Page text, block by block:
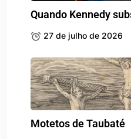
Quando Kennedy
27 de julho de 2026
Motetos de Taubaté